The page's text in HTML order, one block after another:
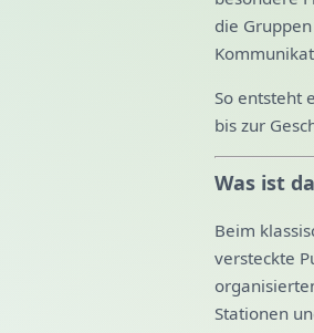
die
So entsteht
bis zur
Was ist
Beim
versteckte
Stationen